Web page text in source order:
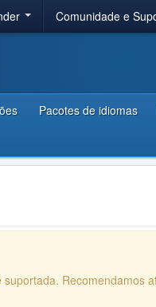
Comunidade e
Pacotes de idiomas
Recomendamos